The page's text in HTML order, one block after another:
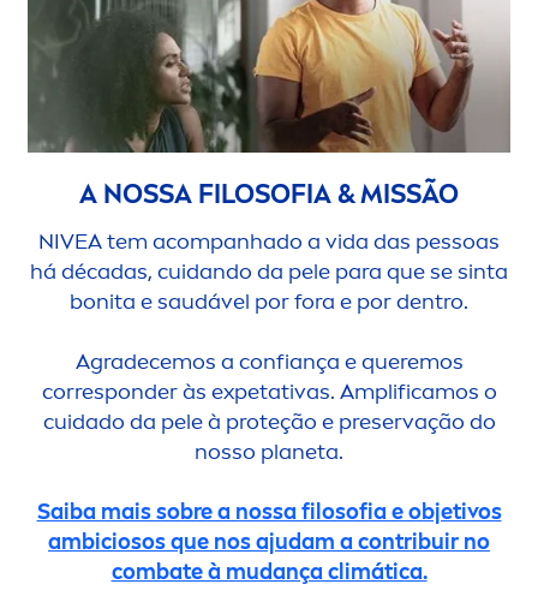
A NOSSA FILOSOFIA & MISSÃO
NIVEAtem acompanhado a vida das pessoas
há décadas, cuidando da pele para que se sinta
bonita e saudável por fora e por dentro.
Agradecemos a confiança e queremos
corresponder às expetativas. Amplificamos o
cuidado da pele à proteção e preservação do
nosso planeta.
Saiba mais sobre a nossa filosofia e objetivos
ambiciosos que nos ajudam a contribuir no
combate à mudança climática.